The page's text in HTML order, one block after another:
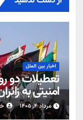
اخبار بین الملل
تعطیلات دو
امنیتی به
مرداد ۴, ۱۴۰۵